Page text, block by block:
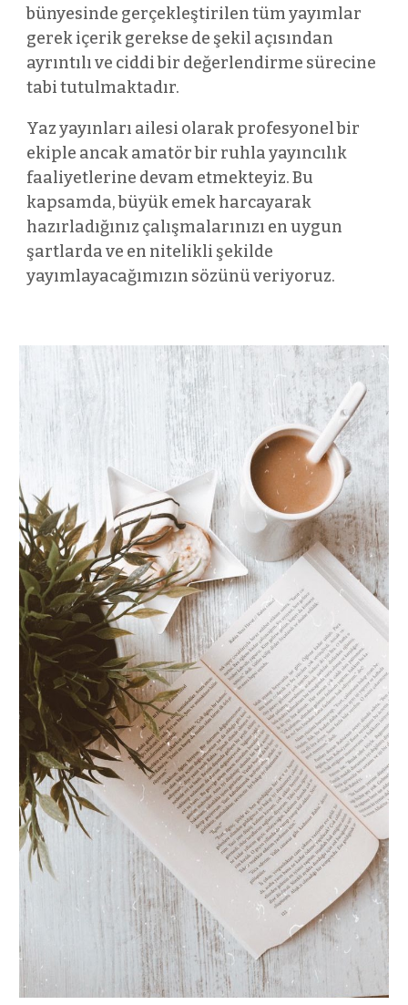
bünyesinde gerçekleştirilen tüm yayımlar
gerek içerik gerekse de şekil açısından
ayrıntılı ve ciddi bir değerlendirme sürecine
tabi tutulmaktadır.
Yaz yayınları ailesi olarak profesyonel bir
ekiple ancak amatör bir ruhla yayıncılık
faaliyetlerine devam etmekteyiz. Bu
kapsamda, büyük emek harcayarak
hazırladığınız çalışmalarınızı en uygun
şartlarda ve en nitelikli şekilde
yayımlayacağımızın sözünü veriyoruz.